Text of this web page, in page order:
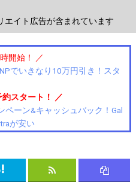
エイト広告が含まれています
開始！ ／
でいきなり10万円引き！スタ
スタート！ ／
ペーン&キャッシュバック！Gal
が安い